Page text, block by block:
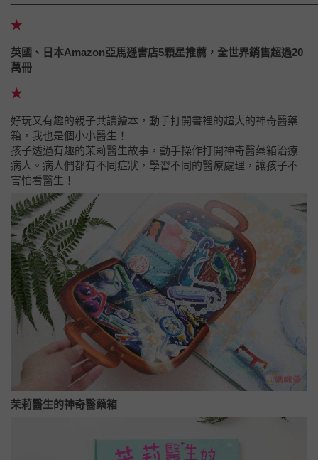
★
英國 、 日本Amazon亞馬遜書店5顆星推薦，全世界銷售超過20
萬冊
★
好玩又有趣的親子共讀繪本，動手打開書裡的超大的神奇醫藥
箱，我也是個小小醫生！
孩子透過有趣的茉莉醫生故事，動手操作打開神奇醫藥箱治療
病人。病人們都有不同症狀，學習不同的醫療處理，讓孩子不
害怕看醫生！
茉莉醫生的神奇醫藥箱